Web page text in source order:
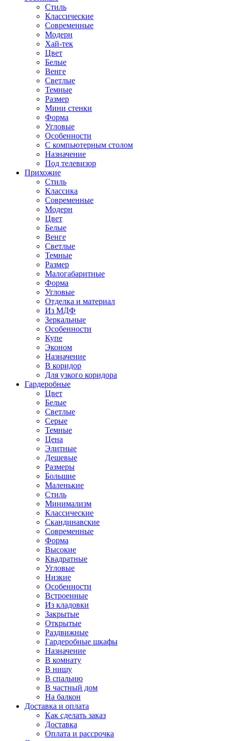
Стиль
Классические
Современные
Модерн
Хай-тек
Цвет
Белые
Венге
Светлые
Темные
Размер
Мини стенки
Форма
Угловые
Особенности
С компьютерным столом
Назначение
Под телевизор
Прихожие
Стиль
Классика
Современные
Модерн
Цвет
Белые
Венге
Светлые
Темные
Размер
Малогабаритные
Форма
Угловые
Отделка и материал
Из МДФ
Зеркальные
Особенности
Купе
Эконом
Назначение
В коридор
Для узкого коридора
Гардеробные
Цвет
Белые
Светлые
Серые
Темные
Цена
Элитные
Дешевые
Размеры
Большие
Маленькие
Стиль
Минимализм
Классические
Скандинавские
Современные
Форма
Высокие
Квадратные
Угловые
Низкие
Особенности
Встроенные
Из кладовки
Закрытые
Открытые
Раздвижные
Гардеробные шкафы
Назначение
В комнату
В нишу
В спальню
В частный дом
На балкон
Доставка и оплата
Как сделать заказ
Доставка
Оплата и рассрочка